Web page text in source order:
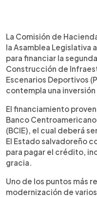
► Escuchar
La Asamblea
financiar el programa
préstamo de hasta
destinado a
en El Salvador. El
ratificado, contempla
escenarios en
incluyendo los
Francisco Barraza.
instalación de
pistas atléticas,
estándares
ofrecer espacios
sostenibles,
comunidades, así
del deporte a nivel
La Comisión de
la Asamblea Legislativa
para financiar la
Construcción de
Escenarios Deportivos
contempla una inversión
El financiamiento
Banco
(BCIE), el cual deberá
El Estado salvadoreño
para pagar el crédito,
gracia.
Uno de los puntos más
modernización de